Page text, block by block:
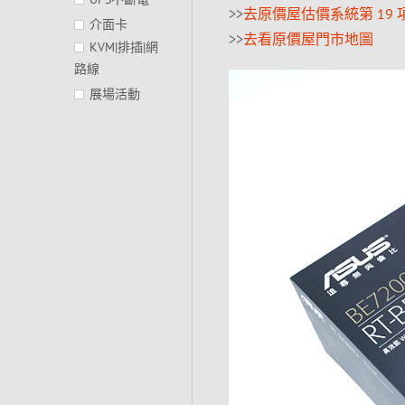
>>去原價屋估價系統第 19
>>去看原價屋門市地圖
介面卡
KVM|排插|網
路線
展場活動